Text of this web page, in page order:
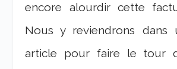
encore alourdir cette
Nous y reviendrons dans
article pour faire le tour